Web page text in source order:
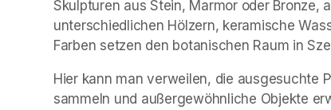
Skulpturen aus Stein, Marmor oder Bronze,
unterschiedlichen Hölzern, keramische
Farben setzen den botanischen Raum in
Hier kann man verweilen, die ausgesuchte
sammeln und außergewöhnliche Objekte